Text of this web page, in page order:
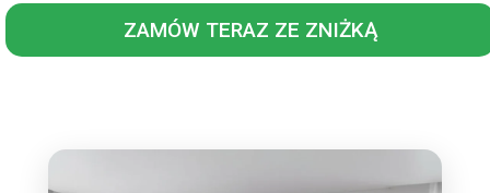
ZAMÓW TERAZ ZE ZNIŻKĄ